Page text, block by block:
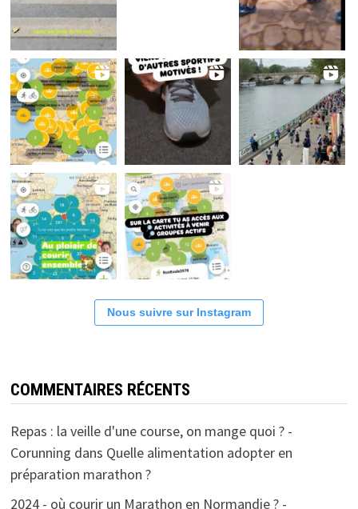
Nous suivre sur Instagram
COMMENTAIRES RÉCENTS
Repas : la veille d'une course, on mange quoi ? -
Corunning dans Quelle alimentation adopter en
préparation marathon ?
2024 - où courir un Marathon en Normandie ? -